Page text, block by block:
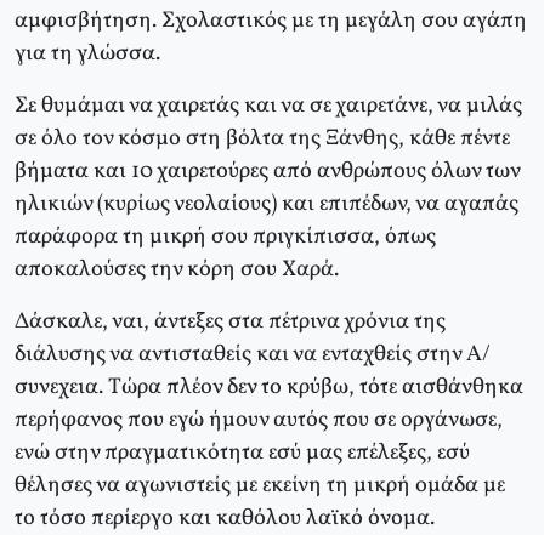
αμφισβήτηση. Σχολαστικός με τη μεγάλη σου αγάπη
για τη γλώσσα.
Σε θυμάμαι να χαιρετάς και να σε χαιρετάνε, να μιλάς
σε όλο τον κόσμο στη βόλτα της Ξάνθης, κάθε πέντε
βήματα και 10 χαιρετούρες από ανθρώπους όλων των
ηλικιών (κυρίως νεολαίους) και επιπέδων, να αγαπάς
παράφορα τη μικρή σου πριγκίπισσα, όπως
αποκαλούσες την κόρη σου Xαρά.
Δάσκαλε, ναι, άντεξες στα πέτρινα χρόνια της
διάλυσης να αντισταθείς και να ενταχθείς στην A/
συνεχεια. Tώρα πλέον δεν το κρύβω, τότε αισθάνθηκα
περήφανος που εγώ ήμουν αυτός που σε οργάνωσε,
ενώ στην πραγματικότητα εσύ μας επέλεξες, εσύ
θέλησες να αγωνιστείς με εκείνη τη μικρή ομάδα με
το τόσο περίεργο και καθόλου λαϊκό όνομα.